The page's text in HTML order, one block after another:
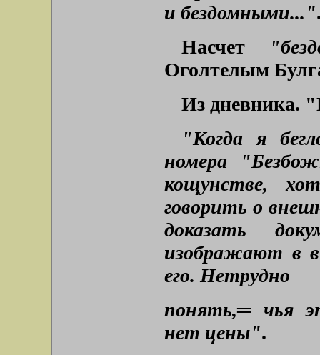
и бездомными..."
Насчет
Оголтелым
Из дневника.
"Когда я
номера
кощунстве,
говорить о
доказать
изображают в
его. Нетрудно
понять,═чья
нет цены".